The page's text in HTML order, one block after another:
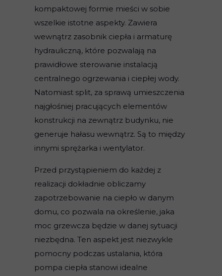
kompaktowej formie mieści w sobie
wszelkie istotne aspekty. Zawiera
wewnątrz zasobnik ciepła i armaturę
hydrauliczną, które pozwalają na
prawidłowe sterowanie instalacją
centralnego ogrzewania i ciepłej wody.
Natomiast split, za sprawą umieszczenia
najgłośniej pracujących elementów
konstrukcji na zewnątrz budynku, nie
generuje hałasu wewnątrz. Są to między
innymi sprężarka i wentylator.
Przed przystąpieniem do każdej z
realizacji dokładnie obliczamy
zapotrzebowanie na ciepło w danym
domu, co pozwala na określenie, jaka
moc grzewcza będzie w danej sytuacji
niezbędna. Ten aspekt jest niezwykle
pomocny podczas ustalania, która
pompa ciepła stanowi idealne